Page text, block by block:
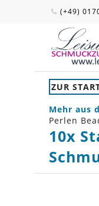
(+49)
ZUR
Mehr aus
Perlen
10x